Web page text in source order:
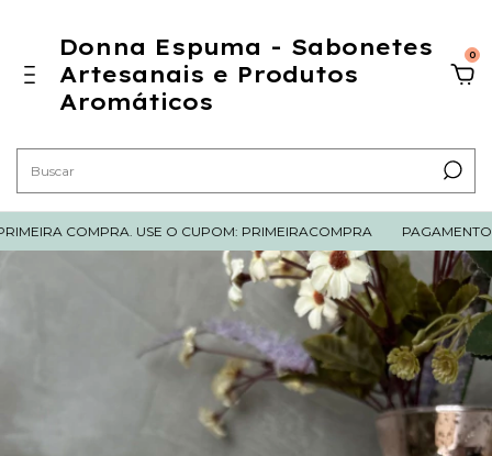
Donna Espuma - Sabonetes
Artesanais e Produtos
Aromáticos
0
COMPRA. USE O CUPOM: PRIMEIRACOMPRA PAGAMENTO